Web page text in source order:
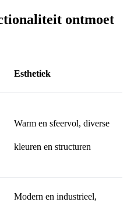
ontmoet
Esthetiek
Warm en sfeervol, diverse
kleuren en structuren
Modern en industrieel,